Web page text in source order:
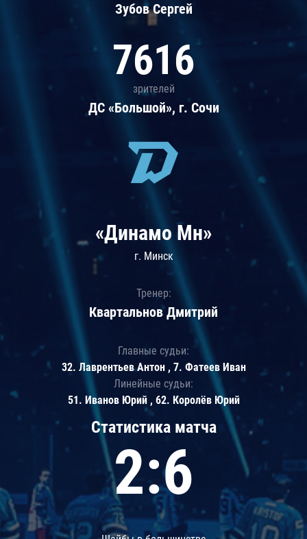
Зубов Сергей
7616
зрителей
ДС «Большой», г. Сочи
Статистика матча
2:6
«Динамо Мн»
г. Минск
Тренер:
Квартальнов Дмитрий
Главные судьи:
32. Лаврентьев Антон , 7. Фатеев Иван
Линейные судьи:
51. Иванов Юрий , 62. Королёв Юрий